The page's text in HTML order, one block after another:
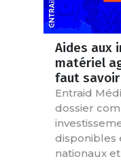
Aides aux
matériel
faut savoir
Entraid
dossier
disponibles
nationaux